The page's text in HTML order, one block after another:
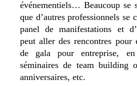
événementiels… Beaucoup se
que d’autres professionnels se
panel de manifestations et
peut aller des rencontres pour
de gala pour entreprise,
séminaires de team building
anniversaires, etc.